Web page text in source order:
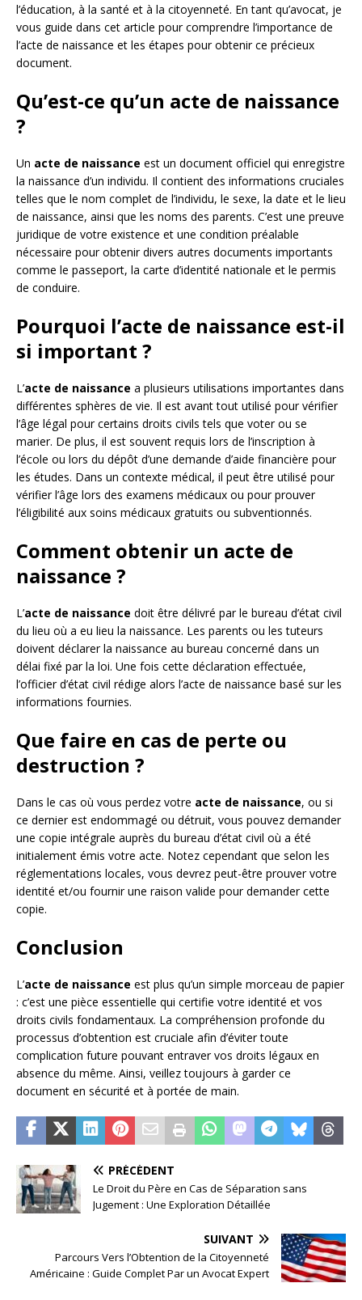
l’éducation, à la santé et à la citoyenneté. En tant qu’avocat, je
vous guide dans cet article pour comprendre l’importance de
l’acte de naissance et les étapes pour obtenir ce précieux
document.
Qu’est-ce qu’un acte de naissance
?
Un acte de naissance est un document officiel qui enregistre
la naissance d’un individu. Il contient des informations cruciales
telles que le nom complet de l’individu, le sexe, la date et le lieu
de naissance, ainsi que les noms des parents. C’est une preuve
juridique de votre existence et une condition préalable
nécessaire pour obtenir divers autres documents importants
comme le passeport, la carte d’identité nationale et le permis
de conduire.
Pourquoi l’acte de naissance est-il
si important ?
L’acte de naissance a plusieurs utilisations importantes dans
différentes sphères de vie. Il est avant tout utilisé pour vérifier
l’âge légal pour certains droits civils tels que voter ou se
marier. De plus, il est souvent requis lors de l’inscription à
l’école ou lors du dépôt d’une demande d’aide financière pour
les études. Dans un contexte médical, il peut être utilisé pour
vérifier l’âge lors des examens médicaux ou pour prouver
l’éligibilité aux soins médicaux gratuits ou subventionnés.
Comment obtenir un acte de
naissance ?
L’acte de naissance doit être délivré par le bureau d’état civil
du lieu où a eu lieu la naissance. Les parents ou les tuteurs
doivent déclarer la naissance au bureau concerné dans un
délai fixé par la loi. Une fois cette déclaration effectuée,
l’officier d’état civil rédige alors l’acte de naissance basé sur les
informations fournies.
Que faire en cas de perte ou
destruction ?
Dans le cas où vous perdez votre acte de naissance, ou si
ce dernier est endommagé ou détruit, vous pouvez demander
une copie intégrale auprès du bureau d’état civil où a été
initialement émis votre acte. Notez cependant que selon les
réglementations locales, vous devrez peut-être prouver votre
identité et/ou fournir une raison valide pour demander cette
copie.
Conclusion
L’acte de naissance est plus qu’un simple morceau de papier
: c’est une pièce essentielle qui certifie votre identité et vos
droits civils fondamentaux. La compréhension profonde du
processus d’obtention est cruciale afin d’éviter toute
complication future pouvant entraver vos droits légaux en
absence du même. Ainsi, veillez toujours à garder ce
document en sécurité et à portée de main.
PRÉCÉDENT
Le Droit du Père en Cas de Séparation sans
Jugement : Une Exploration Détaillée
SUIVANT
Parcours Vers l’Obtention de la Citoyenneté
Américaine : Guide Complet Par un Avocat Expert